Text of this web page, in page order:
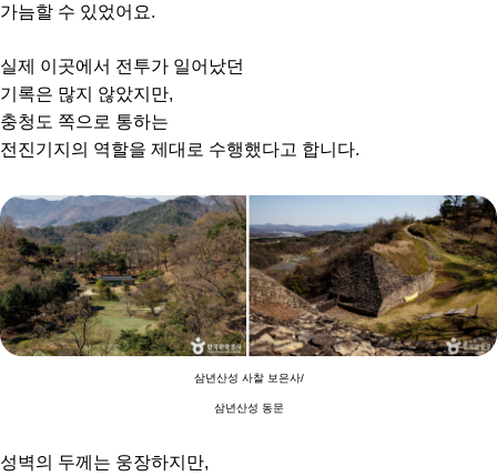
가늠할 수 있었어요.
실제 이곳에서 전투가 일어났던
기록은 많지 않았지만,
충청도 쪽으로 통하는
전진기지의 역할을 제대로 수행했다고 합니다.
삼년산성 사찰 보은사/
삼년산성 동문
성벽의 두께는 웅장하지만,